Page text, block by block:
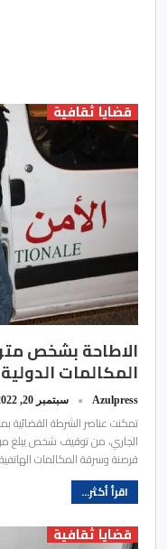
قضايا ثقافية
الاطاحة بشخص
المكالمات الدولية
Azulpress سبتمبر 20, 2022
قرصنة وسرقة المكالمات
اقرأ أكثر...
قضايا ثقافية